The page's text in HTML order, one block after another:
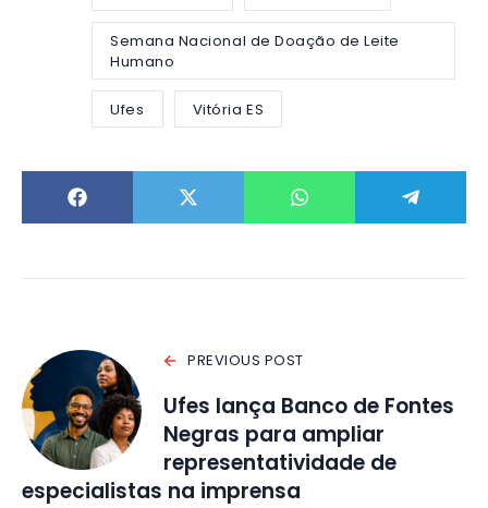
Semana Nacional de Doação de Leite
Humano
Ufes Vitória ES
PREVIOUS POST
Ufes lança Banco de Fontes
Negras para ampliar
representatividade de
especialistas na imprensa